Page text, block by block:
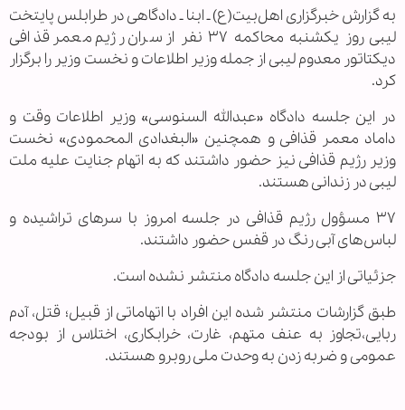
به گزارش خبرگزاری اهل‌بیت(ع) ـ ابنا ـ دادگاهی در طرابلس پایتخت
لیبی روز یکشنبه محاکمه ۳۷ نفر از سران رژیم معمر قذافی
دیکتاتور معدوم لیبی از جمله وزیر اطلاعات و نخست وزیر را برگزار
کرد.
در این جلسه دادگاه «عبدالله السنوسی» وزیر اطلاعات وقت و
داماد معمر قذافی و همچنین «البغدادی المحمودی» نخست
وزیر رژیم قذافی نیز حضور داشتند که به اتهام جنایت علیه ملت
لیبی در زندانی هستند.
۳۷ مسؤول رژیم قذافی در جلسه امروز با سرهای تراشیده و
لباس‌های آبی رنگ در قفس حضور داشتند.
جزئیاتی از این جلسه دادگاه منتشر نشده است.
طبق گزارشات منتشر شده این افراد با اتهاماتی از قبیل؛ قتل، آدم
ربایی،تجاوز به عنف متهم، غارت، خرابکاری، اختلاس از بودجه
عمومی و ضربه زدن به وحدت ملی روبرو هستند.